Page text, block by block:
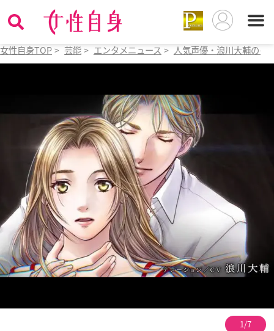
女性自身TOP > 芸能 > エンタメニュース > 人気声優・浪川大輔のイ
1/7